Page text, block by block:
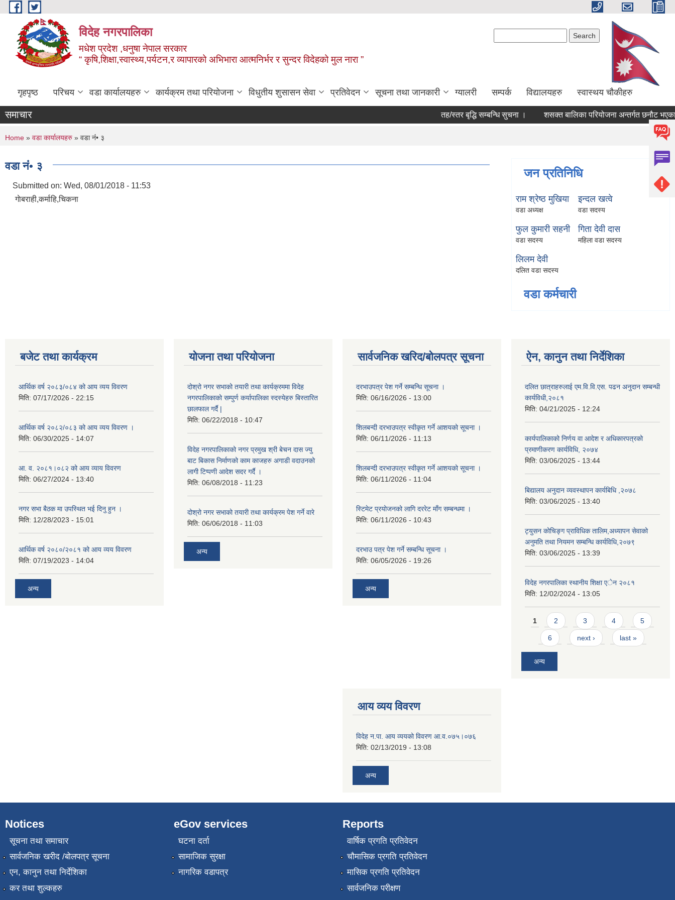
Skip to main content
विदेह नगरपालिका
मधेश प्रदेश ,धनुषा नेपाल सरकार
“ कृषि,शिक्षा,स्वास्थ्य,पर्यटन,र व्यापारको अभिभारा आत्मनिर्भर र सुन्दर विदेहको मुल नारा ”
गृहपृष्ठ परिचय वडा कार्यालयहरु कार्यक्रम तथा परियोजना विधुतीय शुसासन सेवा प्रतिवेदन सूचना तथा जानकारी ग्यालरी सम्पर्क विद्यालयहरु स्वास्थय चौकीहरु
समाचार तह/स्तर बृद्धि सम्बन्धि सुचना । शसक्त बालिका परियोजना अन्तर्गत छनौट भएका
You are here
Home » वडा कार्यालयहरु » वडा नंं• ३
वडा नंं• ३
Submitted on: Wed, 08/01/2018 - 11:53
गाेबराही,कर्माहि,चिकना
जन प्रतिनिधि
राम श्रेष्ठ मुखिया
वडा अध्यक्ष
इन्दल खत्वे
वडा सदस्य
फुल कुमारी सहनी
वडा सदस्य
गिता देवी दास
महिला वडा सदस्य
लिलम देवी
दलित वडा सदस्य
वडा कर्मचारी
बजेट तथा कार्यक्रम
आर्थिक वर्ष २०८३/०८४ को आय व्यय विवरण
मिति: 07/17/2026 - 22:15
आर्थिक वर्ष २०८२/०८३ को आय व्यय विवरण ।
मिति: 06/30/2025 - 14:07
आ. व. २०८१।०८२ को आय व्याय विवरण
मिति: 06/27/2024 - 13:40
नगर सभा बैठक मा उपस्थित भई दिनु हुन ।
मिति: 12/28/2023 - 15:01
आर्थिक वर्ष २०८०/२०८१ को आय व्यय विवरण
मिति: 07/19/2023 - 14:04
अन्य
योजना तथा परियोजना
दोश्रो नगर सभाको तयारी तथा कार्यक्रममा विदेह
नगरपालिकाको सम्पुर्ण कर्यापालिका स्दस्येहरु बिस्तारित
छालफाल गर्दै |
मिति: 06/22/2018 - 10:47
विदेह नगरपालिकाको नगर प्रमुख श्री बेचन दास ज्यु
बाट बिकास निर्माणको काम काजहरु अगाडी वदाउनको
लागी टिप्पणी आदेश सदर गर्दै ।
मिति: 06/08/2018 - 11:23
दोश्रो नगर सभाको तयारी तथा कार्यक्रम पेश गर्ने वारे
मिति: 06/06/2018 - 11:03
अन्य
सार्वजनिक खरिद/बोलपत्र सूचना
दरभाउपत्र पेश गर्ने सम्बन्धि सूचना ।
मिति: 06/16/2026 - 13:00
शिलबन्दी दरभाउपत्र स्वीकृत गर्ने आशयको सूचना ।
मिति: 06/11/2026 - 11:13
शिलबन्दी दरभाउपत्र स्वीकृत गर्ने आशयको सूचना ।
मिति: 06/11/2026 - 11:04
स्टिमेट प्रयोजनको लागि दररेट माँग सम्बन्धमा ।
मिति: 06/11/2026 - 10:43
दरभाउ पत्र पेश गर्ने सम्बन्धि सूचना ।
मिति: 06/05/2026 - 19:26
अन्य
ऐन, कानुन तथा निर्देशिका
दलित छात्राहरुलाई एम.वि.वि.एस. पढन अनुदान सम्बन्धी
कार्यविधी,२०८१
मिति: 04/21/2025 - 12:24
कार्यपालिकाको निर्णय वा आदेश र अधिकारपत्रको
प्रमाणीकरण कार्यविधि, २०७४
मिति: 03/06/2025 - 13:44
बिद्यालय अनुदान व्यवस्थापन कार्यबिधि ,२०७८
मिति: 03/06/2025 - 13:40
ट्युसन कोचिङ्ग प्राविधिक तालिम,अध्यापन सेवाको
अनुमति तथा नियमन सम्बन्धि कार्यविधि,२०७९
मिति: 03/06/2025 - 13:39
विदेह नगरपालिका स्थानीय शिक्षा एेन २०८१
मिति: 12/02/2024 - 13:05
Pages
1 2 3 4 5
6 next › last »
अन्य
आय व्यय विवरण
विदेह न.पा. आय व्ययको विवरण आ.व.०७५।०७६
मिति: 02/13/2019 - 13:08
अन्य
Notices
सूचना तथा समाचार
सार्वजनिक खरीद /बोलपत्र सूचना
एन, कानुन तथा निर्देशिका
कर तथा शुल्कहरु
eGov services
घटना दर्ता
सामाजिक सुरक्षा
नागरिक वडापत्र
Reports
वार्षिक प्रगति प्रतिवेदन
चौमासिक प्रगति प्रतिवेदन
मासिक प्रगति प्रतिवेदन
सार्वजनिक परीक्षण